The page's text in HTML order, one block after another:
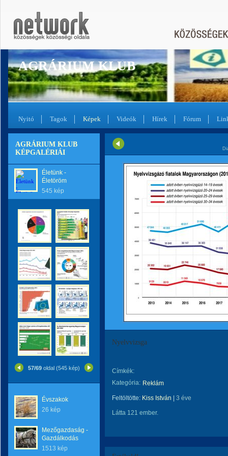
AGRÁRIUM KLUB
Nyitó Tagok Képek Videók Hírek Fórum
AGRÁRIUM KLUB
KÉPGALÉRIÁI
Életünk -
Életöröm
545 kép
57/69 oldal (545 kép)
Évszakok
26 kép
Mezőgazdaság -
Gazdálkodás
1513 kép
Nyelvvizsga
Címkék:
Kategória: Reklám
Feltöltötte: Kiss István 3 éve
Látta 121 ember.